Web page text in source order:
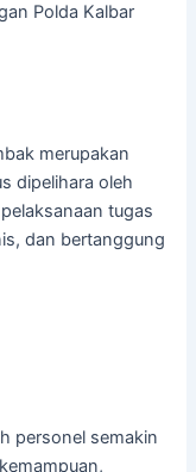
Polda Kalbar
merupakan
dipelihara oleh
tugas
dan bertanggung
personel semakin